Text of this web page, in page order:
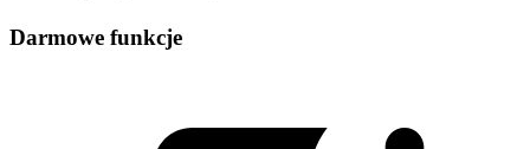
Darmowe funkcje